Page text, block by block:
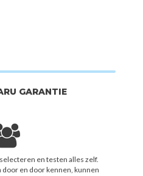
GARANTIE
en testen alles zelf.
en door kennen, kunnen